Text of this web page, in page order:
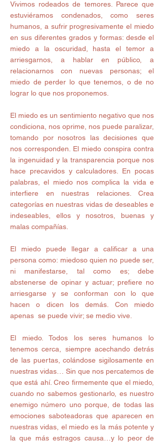
Vivimos rodeados de temores. Parece que
estuviéramos condenados, como seres
humanos, a sufrir progresivamente el miedo
en sus diferentes grados y formas: desde el
miedo a la oscuridad, hasta el temor a
arriesgarnos, a hablar en público, a
relacionarnos con nuevas personas; el
miedo de perder lo que tenemos, o de no
lograr lo que nos proponemos.
El miedo es un sentimiento negativo que nos
condiciona, nos oprime, nos puede paralizar,
tomando por nosotros las decisiones que
nos corresponden. El miedo conspira contra
la ingenuidad y la transparencia porque nos
hace precavidos y calculadores. En pocas
palabras, el miedo nos complica la vida e
interfiere en nuestras relaciones. Crea
categorías en nuestras vidas de deseables e
indeseables, ellos y nosotros, buenas y
malas compañías.
El miedo puede llegar a calificar a una
persona como: miedoso quien no puede ser,
ni manifestarse, tal como es; debe
abstenerse de opinar y actuar; prefiere no
arriesgarse y se conforman con lo que
hacen o dicen los demás. Con miedo
apenas  se puede vivir; se medio vive.
El miedo. Todos los seres humanos lo
tenemos cerca, siempre acechando detrás
de las puertas, colándose sigilosamente en
nuestras vidas… Sin que nos percatemos de
que está ahí. Creo firmemente que el miedo,
cuando no sabemos gestionarlo, es nuestro
enemigo número uno porque, de todas las
emociones saboteadoras que aparecen en
nuestras vidas, el miedo es la más potente y
la que más estragos causa…y lo peor de